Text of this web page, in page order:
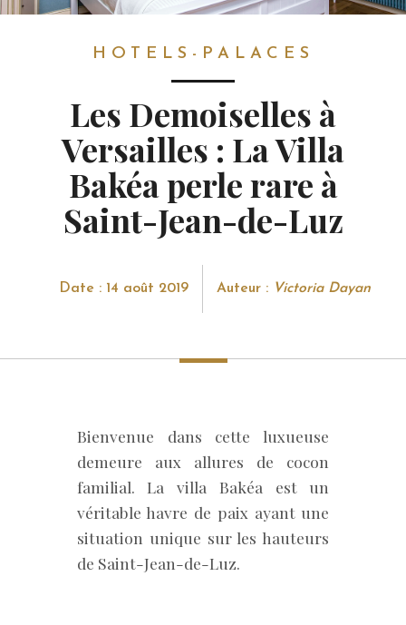
HOTELS-PALACES
Les Demoiselles à
Versailles : La Villa
Bakéa perle rare à
Saint-Jean-de-Luz
Date : 14 août 2019 Auteur : Victoria Dayan
Bienvenue dans cette luxueuse
demeure aux allures de cocon
familial. La villa Bakéa est un
véritable havre de paix ayant une
situation unique sur les hauteurs
de Saint-Jean-de-Luz.